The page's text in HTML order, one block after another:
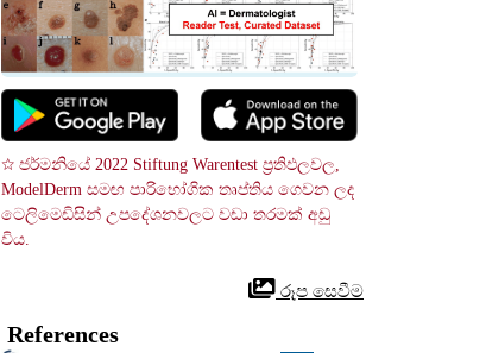
☆ ජර්මනියේ 2022 Stiftung Warentest ප්‍රතිඵලවල,
ModelDerm සමඟ පාරිභෝගික තෘප්තිය ගෙවන ලද
ටෙලිමෙඩිසින් උපදේශනවලට වඩා තරමක් අඩු
විය.
රූප සෙවීම
References